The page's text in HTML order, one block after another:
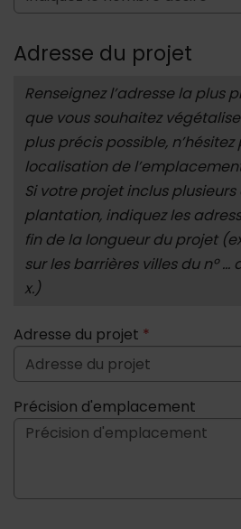
Adresse du projet
A savoir :
Renseignez l’adresse la plus
que vous souhaitez
plus précis possible,
localisation de
Si votre projet inclus
plantation, indiquez les
fin de la longueur du projet
sur les barrières villes du nº …
x.)
Adresse du projet *
Précision d'emplacement